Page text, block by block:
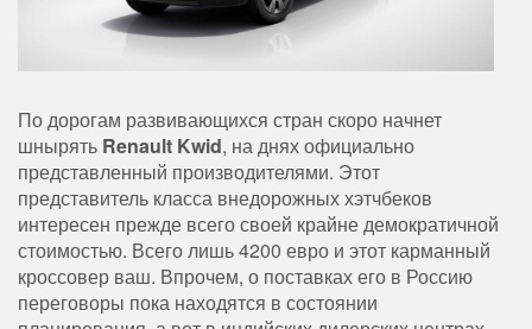
По дорогам развивающихся стран скоро начнет
шнырять Renault Kwid, на днях официально
представленный производителями. Этот
представитель класса внедорожных хэтчбеков
интересен прежде всего своей крайне демократичной
стоимостью. Всего лишь 4200 евро и этот карманный
кроссовер ваш. Впрочем, о поставках его в Россию
переговоры пока находятся в состоянии